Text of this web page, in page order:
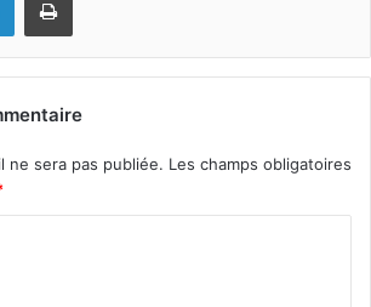
ne sera pas publiée. Les champs obligatoires